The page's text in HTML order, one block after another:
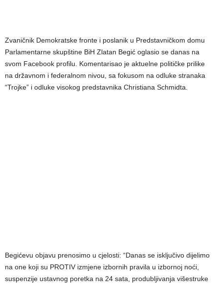
Zvaničnik Demokratske fronte i poslanik u Predstavničkom domu
Parlamentarne skupštine BiH Zlatan Begić oglasio se danas na
svom Facebook profilu. Komentarisao je aktuelne političke prilike
na državnom i federalnom nivou, sa fokusom na odluke stranaka
“Trojke” i odluke visokog predstavnika Christiana Schmidta.
Begićevu objavu prenosimo u cjelosti: “Danas se isključivo dijelimo
na one koji su PROTIV izmjene izbornih pravila u izbornoj noći,
suspenzije ustavnog poretka na 24 sata, produbljivanja višestruke